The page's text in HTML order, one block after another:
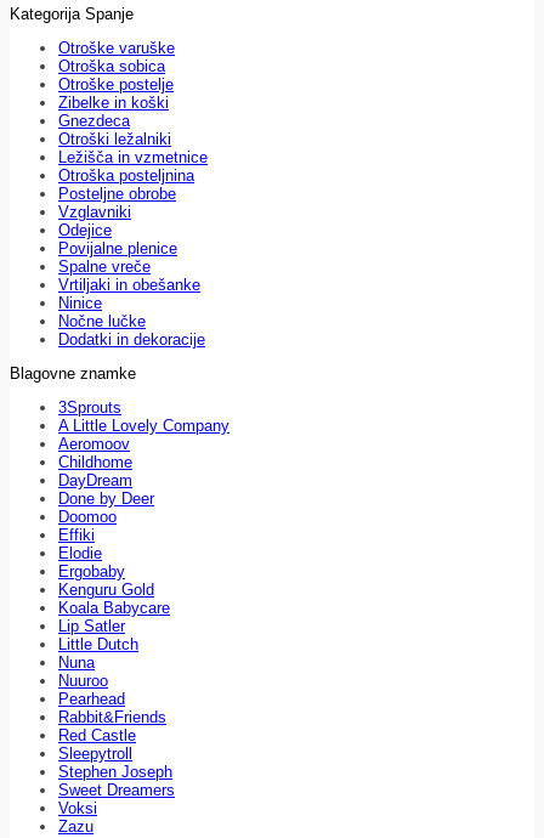
Kategorija Spanje
Otroške varuške
Otroška sobica
Otroške postelje
Zibelke in koški
Gnezdeca
Otroški ležalniki
Ležišča in vzmetnice
Otroška posteljnina
Posteljne obrobe
Vzglavniki
Odejice
Povijalne plenice
Spalne vreče
Vrtiljaki in obešanke
Ninice
Nočne lučke
Dodatki in dekoracije
Blagovne znamke
3Sprouts
A Little Lovely Company
Aeromoov
Childhome
DayDream
Done by Deer
Doomoo
Effiki
Elodie
Ergobaby
Kenguru Gold
Koala Babycare
Lip Satler
Little Dutch
Nuna
Nuuroo
Pearhead
Rabbit&Friends
Red Castle
Sleepytroll
Stephen Joseph
Sweet Dreamers
Voksi
Zazu